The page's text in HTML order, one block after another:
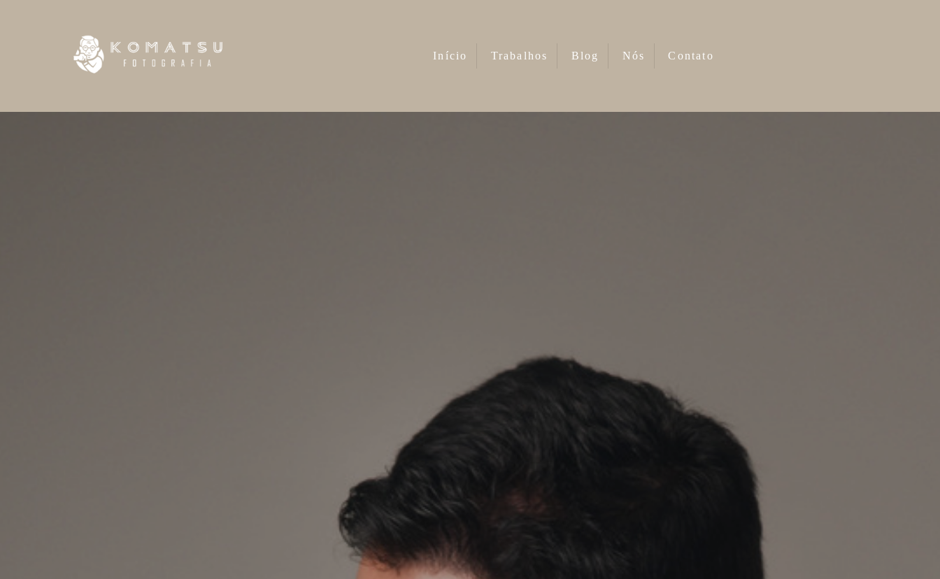
Início Trabalhos Blog Nós Contato